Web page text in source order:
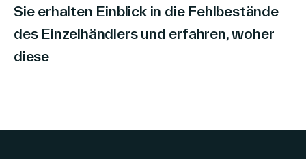
Sie erhalten Einblick in die Fehlbestände
des Einzelhändlers und erfahren, woher
diese